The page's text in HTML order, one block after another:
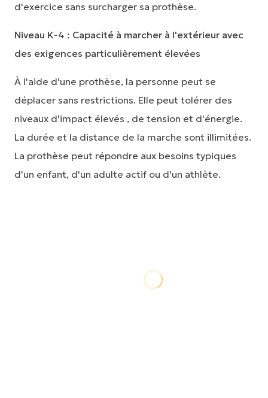
d'exercice sans surcharger sa prothèse.
Niveau K-4 : Capacité à marcher à l'extérieur avec
des exigences particulièrement élevées
À l'aide d'une prothèse, la personne peut se
déplacer sans restrictions. Elle peut tolérer des
niveaux d'impact élevés , de tension et d'énergie.
La durée et la distance de la marche sont illimitées.
La prothèse peut répondre aux besoins typiques
d'un enfant, d'un adulte actif ou d'un athlète.